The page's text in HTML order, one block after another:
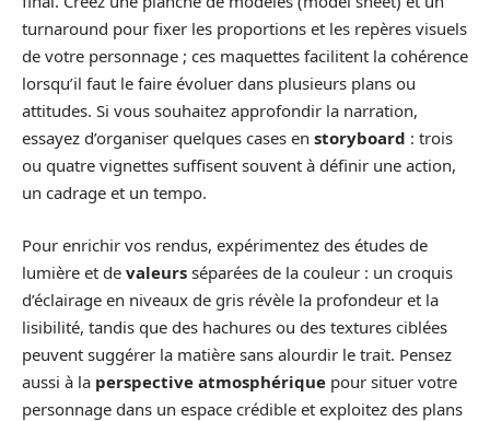
turnaround pour fixer les proportions et les repères visuels
de votre personnage ; ces maquettes facilitent la cohérence
lorsqu’il faut le faire évoluer dans plusieurs plans ou
attitudes. Si vous souhaitez approfondir la narration,
essayez d’organiser quelques cases en storyboard : trois
ou quatre vignettes suffisent souvent à définir une action,
un cadrage et un tempo.
Pour enrichir vos rendus, expérimentez des études de
lumière et de valeurs séparées de la couleur : un croquis
d’éclairage en niveaux de gris révèle la profondeur et la
lisibilité, tandis que des hachures ou des textures ciblées
peuvent suggérer la matière sans alourdir le trait. Pensez
aussi à la perspective atmosphérique pour situer votre
personnage dans un espace crédible et exploitez des plans